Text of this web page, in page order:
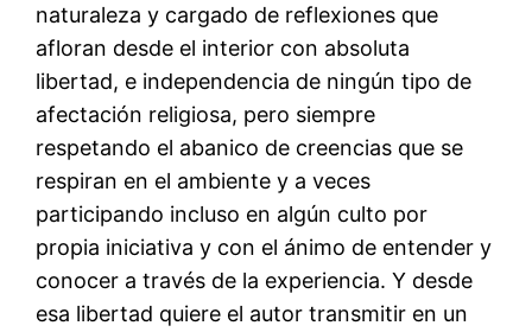
naturaleza y cargado de reflexiones que
afloran desde el interior con absoluta
libertad, e independencia de ningún tipo de
afectación religiosa, pero siempre
respetando el abanico de creencias que se
respiran en el ambiente y a veces
participando incluso en algún culto por
propia iniciativa y con el ánimo de entender y
conocer a través de la experiencia. Y desde
esa libertad quiere el autor transmitir en un